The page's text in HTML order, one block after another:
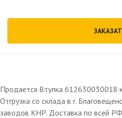
Продается Втулка 612630030018
Отгрузка со склада в г.
заводов КНР. Доставка по всей